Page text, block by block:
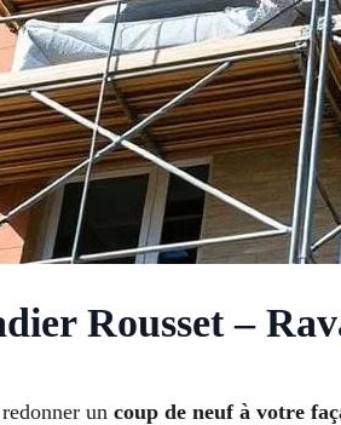
Rousset –
un coup de neuf à votre